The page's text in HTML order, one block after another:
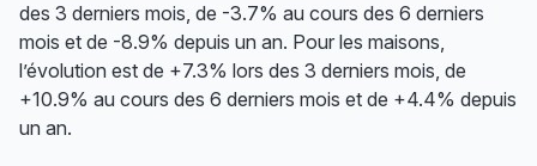
des 3 derniers mois, de -3.7% au cours des 6 derniers
mois et de -8.9% depuis un an. Pour les maisons,
l’évolution est de +7.3% lors des 3 derniers mois, de
+10.9% au cours des 6 derniers mois et de +4.4% depuis
un an.